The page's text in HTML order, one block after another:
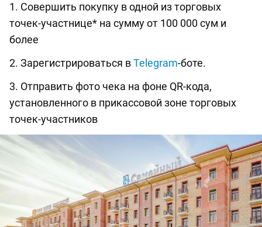
1. Совершить покупку в одной из торговых
точек-участнице* на сумму от 100 000 сум и
более
2. Зарегистрироваться вTelegram-боте.
3. Отправить фото чека на фоне QR-кода,
установленного в прикассовой зоне торговых
точек-участников